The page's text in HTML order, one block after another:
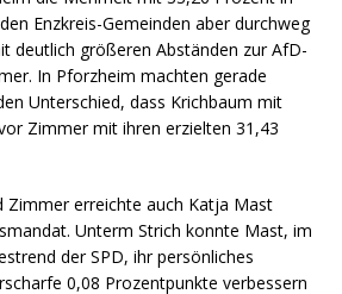
Enzkreis-Gemeinden aber durchweg
deutlich größeren Abständen zur AfD-
In Pforzheim machten gerade
Unterschied, dass Krichbaum mit
Zimmer mit ihren erzielten 31,43
Zimmer erreichte auch Katja Mast
Unterm Strich konnte Mast, im
der SPD, ihr persönliches
0,08 Prozentpunkte verbessern